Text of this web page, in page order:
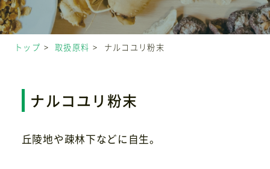
事業内容
取扱原料
トップ 取扱原料 ナルコユリ粉末
ナルコユリ粉末
丘陵地や疎林下などに自生。